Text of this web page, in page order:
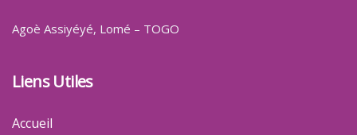
Agoè Assiyéyé, Lomé – TOGO
Liens Utiles
Accueil